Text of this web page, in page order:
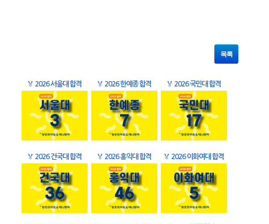
목록
🏅 2026 서울대 합격 🏅 2026 한예종 합격 🏅 2026 국민대 합격
🏅 2026 건국대 합격 🏅 2026 홍익대 합격 🏅 2026 이화여대 합격